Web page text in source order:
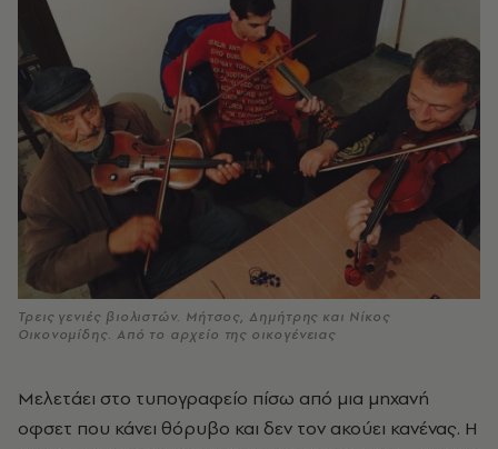
Τρεις γενιές βιολιστών. Μήτσος, Δημήτρης και Νίκος
Οικονομίδης. Από το αρχείο της οικογένειας
Μελετάει στο τυπογραφείο πίσω από μια μηχανή
οφσετ που κάνει θόρυβο και δεν τον ακούει κανένας. Η